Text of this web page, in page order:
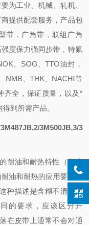
为工业、机械、轧机、
提供配套服务， 产品包
带，广角带，联组广角
度保力强同步带，特氟
、SOG、TTO油封 ，
NMB、THK、NACHI等
齐全，保证质量， 以及 *
得到所需产品。
3M500JB,3/3
油和耐热特性（在皮
油和耐热的应用要求，
种描述是含糊不清的，
的要求，应该区分开
皮带上通常不会对通